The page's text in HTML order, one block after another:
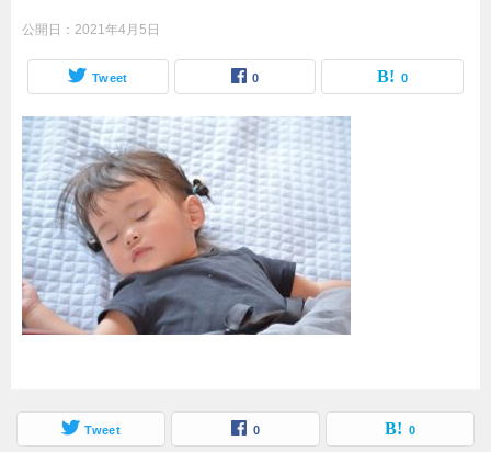
公開日： 2021年4月5日
Tweet 0 0
Tweet 0 0